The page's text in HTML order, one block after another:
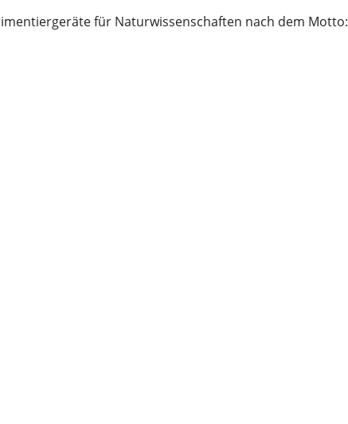
für Naturwissenschaften nach dem Motto: